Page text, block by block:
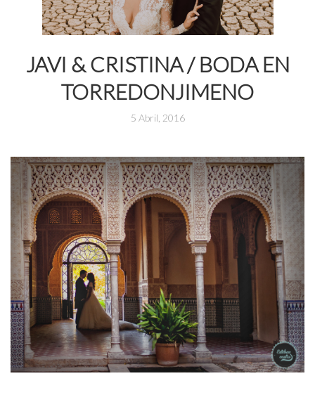
JAVI & CRISTINA / BODA EN
TORREDONJIMENO
5 Abril, 2016